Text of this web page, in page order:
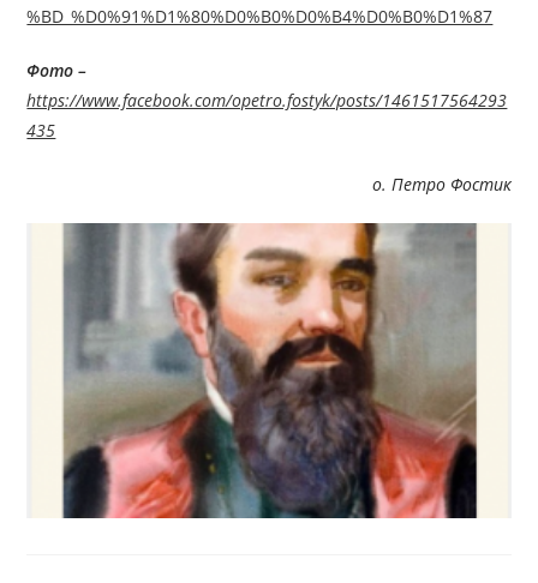
%BD_%D0%91%D1%80%D0%B0%D0%B4%D0%B0%D1%87
Фото –
https://www.facebook.com/opetro.fostyk/posts/1461517564293
435
о. Петро Фостик